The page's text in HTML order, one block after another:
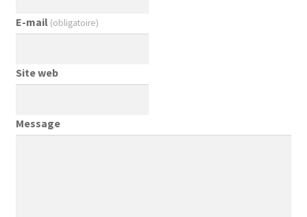
E-mail (obligatoire)
Site web
Message